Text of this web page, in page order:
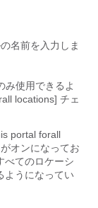
名前を入力しま
み使用できるよ
locations] チェ
portal forall
オンになってお
べてのロケーシ
ようになってい